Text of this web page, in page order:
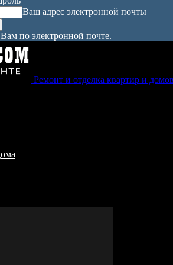
Ваш адрес электронной почты
по электронной почте.
Ремонт и отделка квартир и